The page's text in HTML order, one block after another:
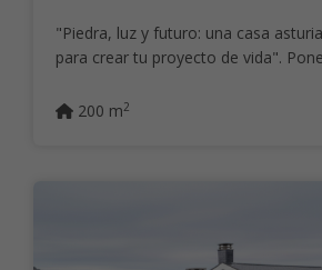
"Piedra, luz y futuro: una casa
para crear tu proyecto de vida".
200 m2